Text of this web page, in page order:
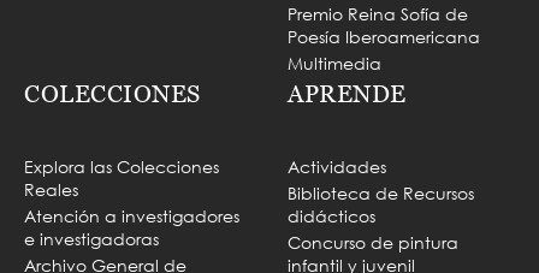
Premio Reina Sofía de
Poesía Iberoamericana
Multimedia
COLECCIONES
Explora las Colecciones
Reales
Atención a investigadores
e investigadoras
Archivo General de
APRENDE
Actividades
Biblioteca de Recursos
didácticos
Concurso de pintura
infantil y juvenil